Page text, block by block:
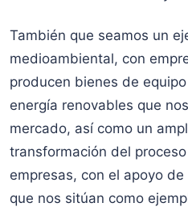
También que seamos un
medioambiental, con
producen bienes de
energía renovables que
mercado, así como un
transformación del
empresas, con el apoyo
que nos sitúan como